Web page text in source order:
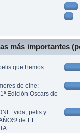
más importantes
que hemos
de cine:
Edición Oscars de
vida, pelis y
de EL